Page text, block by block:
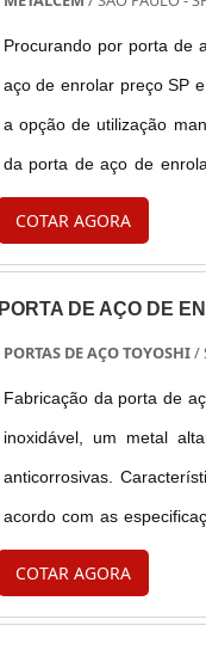
Procurando por porta de
aço de enrolar preço SP
a opção de utilização
da porta de aço de
com a sua necessidade e
COTAR AGORA
PORTA DE AÇO DE
PORTAS DE AÇO TOYOSHI/
Fabricação da porta de
inoxidável, um metal
anticorrosivas.
acordo com as
tamanhos e pesos.
COTAR AGORA